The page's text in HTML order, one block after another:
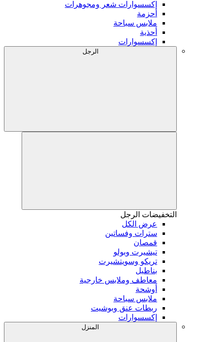
إكسسوارات شعر ومجوهرات
أحزمة
ملابس سباحة
أحذية
إكسسوارات
الرجل
التخفيضات الرجل
عرض الكل
سترات وفساتين
قمصان
تيشيرت وبولو
تريكو وسويتشيرت
بناطيل
معاطف وملابس خارجية
أوشحة
ملابس سباحة
ربطات عنق وبوشيت
إكسسوارات
المنزل